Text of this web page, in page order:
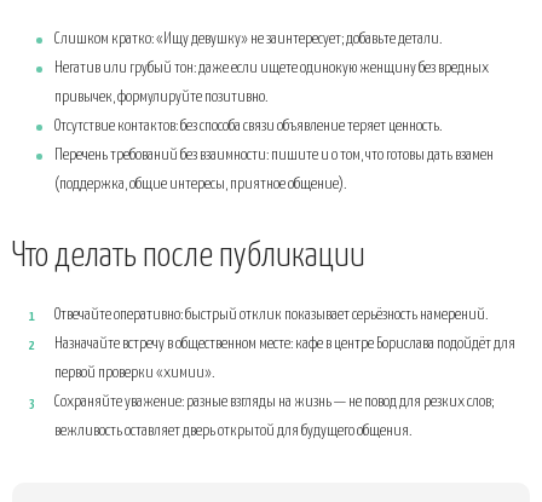
Слишком кратко: «Ищу девушку» не заинтересует; добавьте детали.
Негатив или грубый тон: даже если ищете одинокую женщину без вредных
привычек, формулируйте позитивно.
Отсутствие контактов: без способа связи объявление теряет ценность.
Перечень требований без взаимности: пишите и о том, что готовы дать взамен
(поддержка, общие интересы, приятное общение).
Что делать после публикации
Отвечайте оперативно: быстрый отклик показывает серьёзность намерений.
Назначайте встречу в общественном месте: кафе в центре Борислава подойдёт для
первой проверки «химии».
Сохраняйте уважение: разные взгляды на жизнь — не повод для резких слов;
вежливость оставляет дверь открытой для будущего общения.